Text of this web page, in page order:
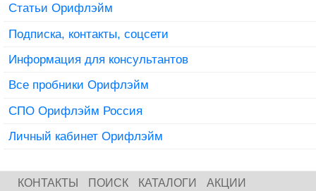
Статьи Орифлэйм
Подписка, контакты, соцсети
Информация для консультантов
Все пробники Орифлэйм
СПО Орифлэйм Россия
Личный кабинет Орифлэйм
КОНТАКТЫ ПОИСК КАТАЛОГИ
АКЦИИ